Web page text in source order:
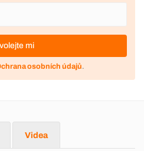
mi
osobních údajů.
Videa